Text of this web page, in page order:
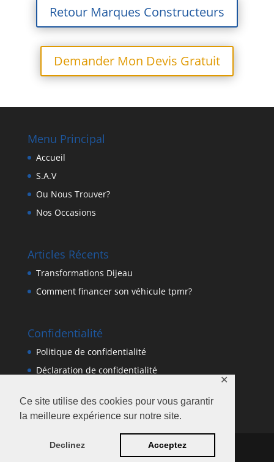
Ce site utilise des cookies pour vous garantir
la meilleure expérience sur notre site.
Declinez Acceptez
✕
Retour Marques Constructeurs
Demander Mon Devis Gratuit
Menu Principal
Accueil
S.A.V
Ou Nous Trouver?
Nos Occasions
Articles Récents
Transformations Dijeau
Comment financer son véhicule tpmr?
Confidentialité
Politique de confidentialité
Déclaration de confidentialité